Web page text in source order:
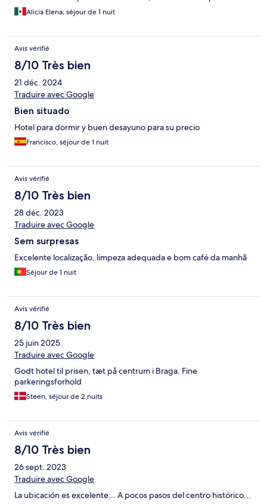
Alicia Elena, séjour de 1 nuit
Avis vérifié
8/10 Très bien
21 déc. 2024
Traduire avec Google
Bien situado
Hotel para dormir y buen desayuno para su precio
Francisco, séjour de 1 nuit
Avis vérifié
8/10 Très bien
28 déc. 2023
Traduire avec Google
Sem surpresas
Excelente localização, limpeza adequada e bom café da manhã
Séjour de 1 nuit
Avis vérifié
8/10 Très bien
25 juin 2025
Traduire avec Google
Godt hotel til prisen, tæt på centrum i Braga. Fine
parkeringsforhold
Steen, séjour de 2 nuits
Avis vérifié
8/10 Très bien
26 sept. 2023
Traduire avec Google
La ubicación es excelente... A pocos pasos del centro histórico...